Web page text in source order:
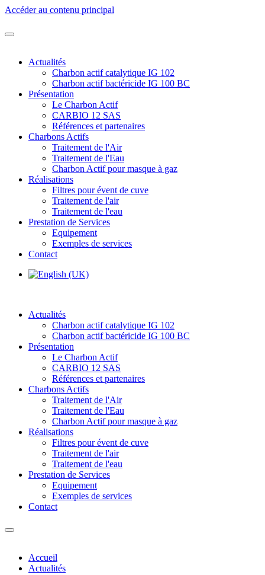
Accéder au contenu principal
Actualités
Charbon actif catalytique IG 102
Charbon actif bactéricide IG 100 BC
Présentation
Le Charbon Actif
CARBIO 12 SAS
Références et partenaires
Charbons Actifs
Traitement de l'Air
Traitement de l'Eau
Charbon Actif pour masque à gaz
Réalisations
Filtres pour évent de cuve
Traitement de l'air
Traitement de l'eau
Prestation de Services
Equipement
Exemples de services
Contact
Actualités
Charbon actif catalytique IG 102
Charbon actif bactéricide IG 100 BC
Présentation
Le Charbon Actif
CARBIO 12 SAS
Références et partenaires
Charbons Actifs
Traitement de l'Air
Traitement de l'Eau
Charbon Actif pour masque à gaz
Réalisations
Filtres pour évent de cuve
Traitement de l'air
Traitement de l'eau
Prestation de Services
Equipement
Exemples de services
Contact
Accueil
Actualités